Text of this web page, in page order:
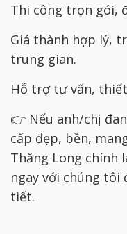
Thi công trọn gói,
Giá thành hợp lý,
trung gian.
Hỗ trợ tư vấn,
👉 Nếu anh/chị
cấp đẹp, bền,
Thăng Long chính
ngay với chúng tôi
tiết.